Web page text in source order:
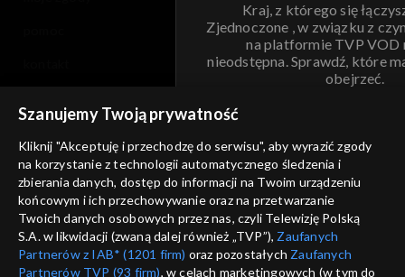
Majewska & Korcz okrągłe 45!
Opolskie archiwum
Opole 2003
Kraj, z którego się
Zjednoczone , w związku z
na platformie TVP VOD
nieodstępna. Sprawdź, które
obejrzeć.
ANULUJ
informacje o dostawcy usług
Szanujemy Twoją prywatność
Kliknij "Akceptuję i przechodzę do serwisu", aby wyrazić zgody
na korzystanie z technologii automatycznego śledzenia i
zbierania danych, dostęp do informacji na Twoim urządzeniu
końcowym i ich przechowywanie oraz na przetwarzanie
Twoich danych osobowych przez nas, czyli Telewizję Polską
S.A. w likwidacji (zwaną dalej również „TVP”), Zaufanych
Partnerów z IAB* (1201 firm) oraz pozostałych Zaufanych
Partnerów TVP (93 firm), w celach marketingowych (w tym do